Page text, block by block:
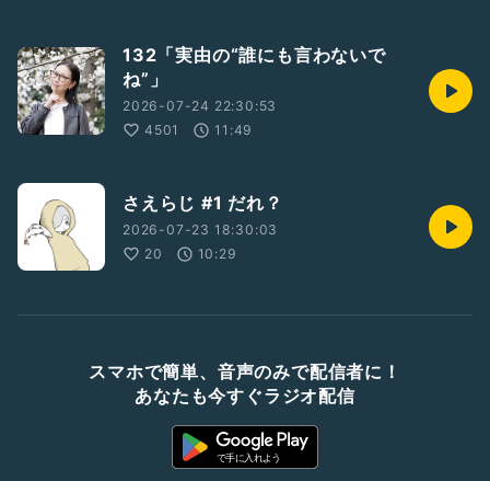
132「実由の“誰にも言わないで
ね”」
2026-07-24 22:30:53
4501
11:49
さえらじ #1 だれ？
2026-07-23 18:30:03
20
10:29
スマホで簡単、音声のみで配信者に！
あなたも今すぐラジオ配信